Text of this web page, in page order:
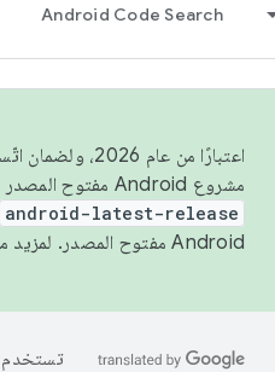
Android Code Search
اعتبارًا من
مشروع Android مفتوح المصدر (AOSP) في الربعَين الثاني والرابع. لبناء مشروع Android مفتوح المصدر والمساهمة فيه، استخدِم
android-latest-release
Android مفتوح المصدر. لمزيد من المعلومات، يُرجى الاطّلاع على